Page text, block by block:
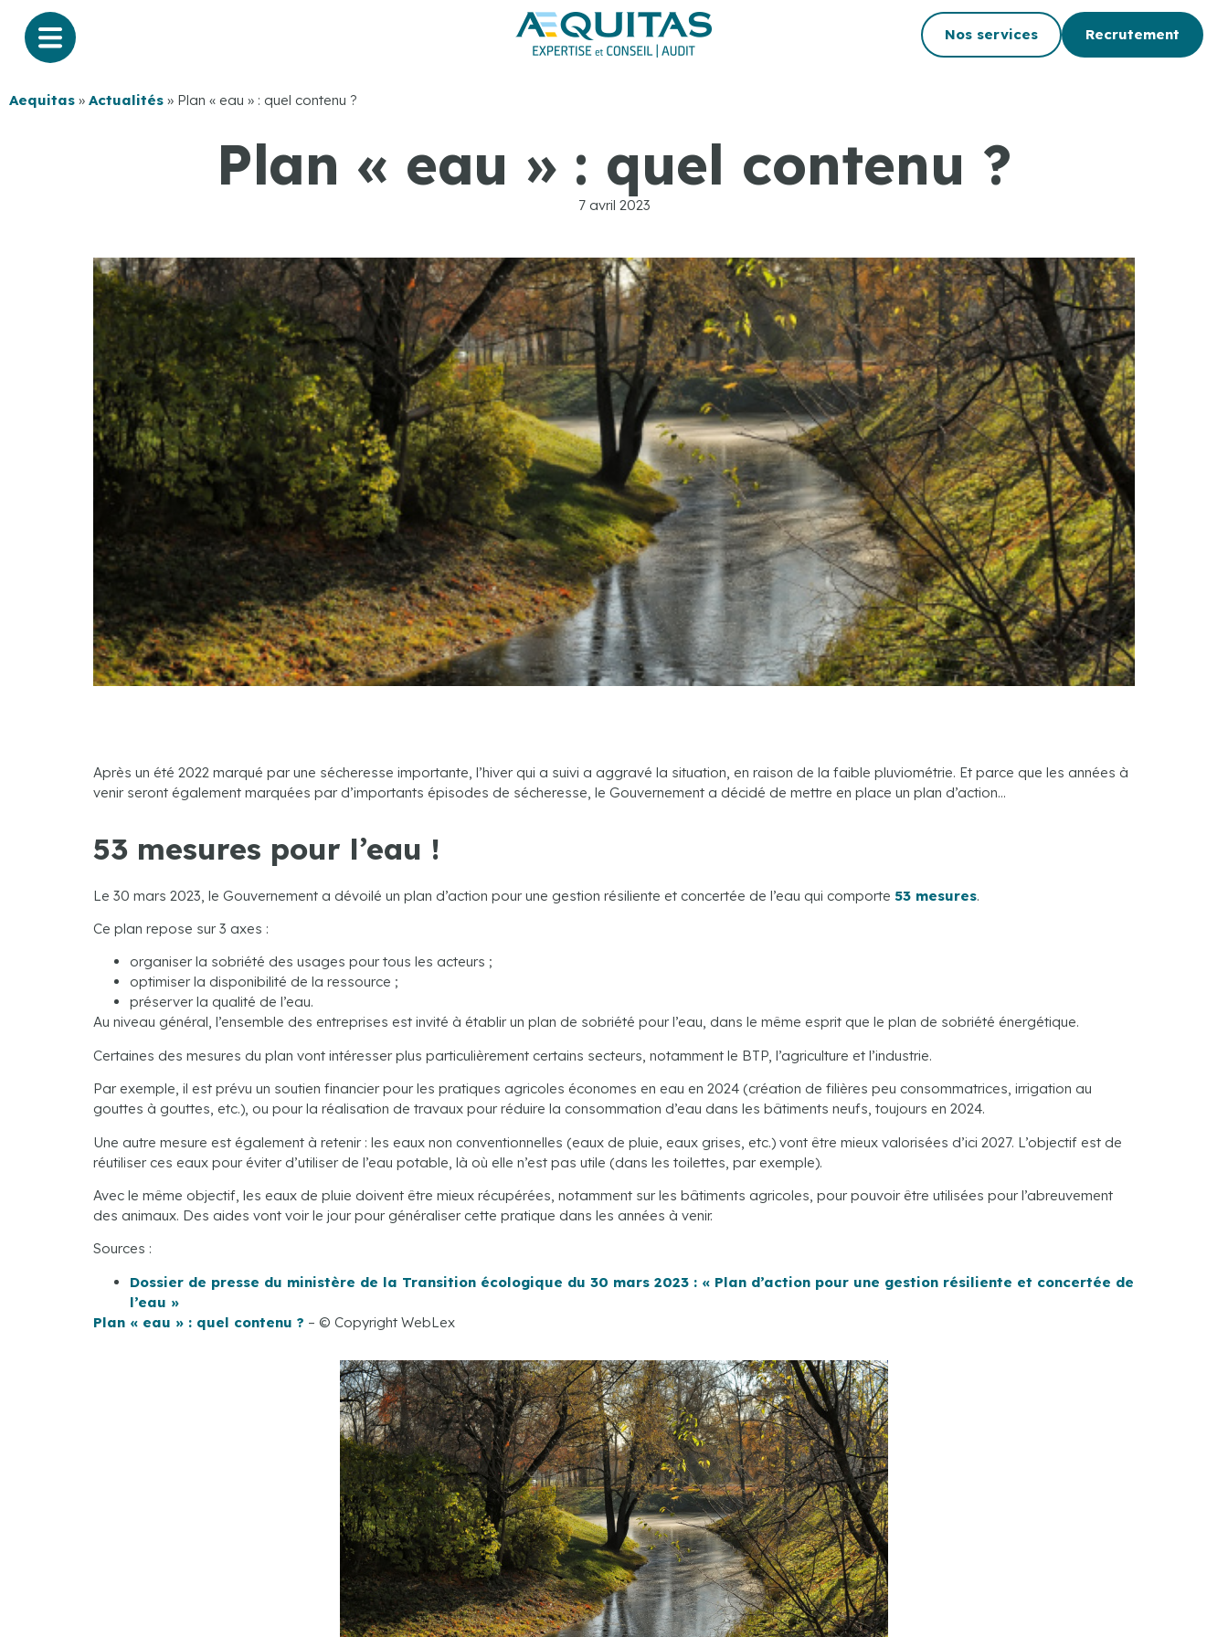
Nos services Recrutement
Aequitas » Actualités » Plan « eau » : quel contenu ?
Plan « eau » : quel contenu ?
7 avril 2023
Après un été 2022 marqué par une sécheresse importante, l’hiver qui a suivi a aggravé la situation, en raison de la faible pluviométrie. Et parce que les années à
venir seront également marquées par d’importants épisodes de sécheresse, le Gouvernement a décidé de mettre en place un plan d’action…
53 mesures pour l’eau !
Le 30 mars 2023, le Gouvernement a dévoilé un plan d’action pour une gestion résiliente et concertée de l’eau qui comporte 53 mesures.
Ce plan repose sur 3 axes :
organiser la sobriété des usages pour tous les acteurs ;
optimiser la disponibilité de la ressource ;
préserver la qualité de l’eau.
Au niveau général, l’ensemble des entreprises est invité à établir un plan de sobriété pour l’eau, dans le même esprit que le plan de sobriété énergétique.
Certaines des mesures du plan vont intéresser plus particulièrement certains secteurs, notamment le BTP, l’agriculture et l’industrie.
Par exemple, il est prévu un soutien financier pour les pratiques agricoles économes en eau en 2024 (création de filières peu consommatrices, irrigation au
gouttes à gouttes, etc.), ou pour la réalisation de travaux pour réduire la consommation d’eau dans les bâtiments neufs, toujours en 2024.
Une autre mesure est également à retenir : les eaux non conventionnelles (eaux de pluie, eaux grises, etc.) vont être mieux valorisées d’ici 2027. L’objectif est de
réutiliser ces eaux pour éviter d’utiliser de l’eau potable, là où elle n’est pas utile (dans les toilettes, par exemple).
Avec le même objectif, les eaux de pluie doivent être mieux récupérées, notamment sur les bâtiments agricoles, pour pouvoir être utilisées pour l’abreuvement
des animaux. Des aides vont voir le jour pour généraliser cette pratique dans les années à venir.
Sources :
Dossier de presse du ministère de la Transition écologique du 30 mars 2023 : « Plan d’action pour une gestion résiliente et concertée de
l’eau »
Plan « eau » : quel contenu ? – © Copyright WebLex